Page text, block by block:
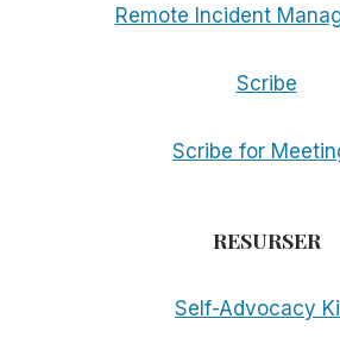
Remote Incident
Scribe
Scribe for
RESURSER
Self-Advocacy